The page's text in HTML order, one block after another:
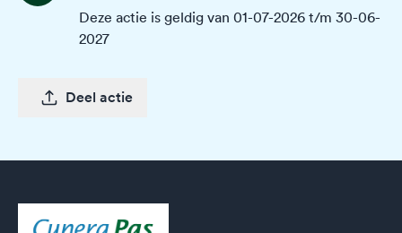
Deze actie is geldig van 01-07-2026 t/m 30-06-
2027
Deel actie